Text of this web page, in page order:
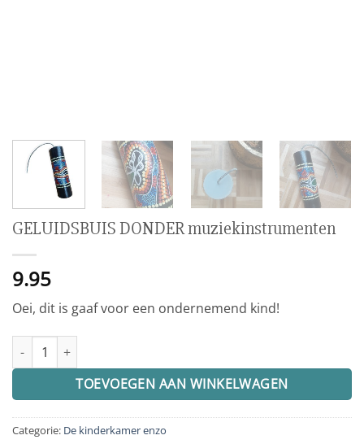
GELUIDSBUIS DONDER muziekinstrumenten
9.95
Oei, dit is gaaf voor een ondernemend kind!
GELUIDSBUIS DONDER muziekinstrumenten aantal
TOEVOEGEN AAN WINKELWAGEN
Categorie: De kinderkamer enzo